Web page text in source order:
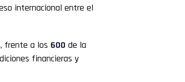
internacional entre el
, frente a los 600 de la
financieras y